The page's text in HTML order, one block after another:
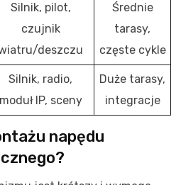
Silnik, pilot,
czujnik
deszczu
Średnie
tarasy,
częste cykle
Silnik, radio,
moduł IP, sceny
Duże tarasy,
integracje
napędu